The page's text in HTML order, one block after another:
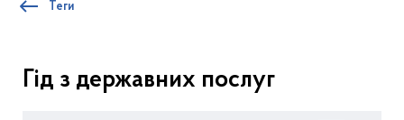
Теги
Гід з державних послуг